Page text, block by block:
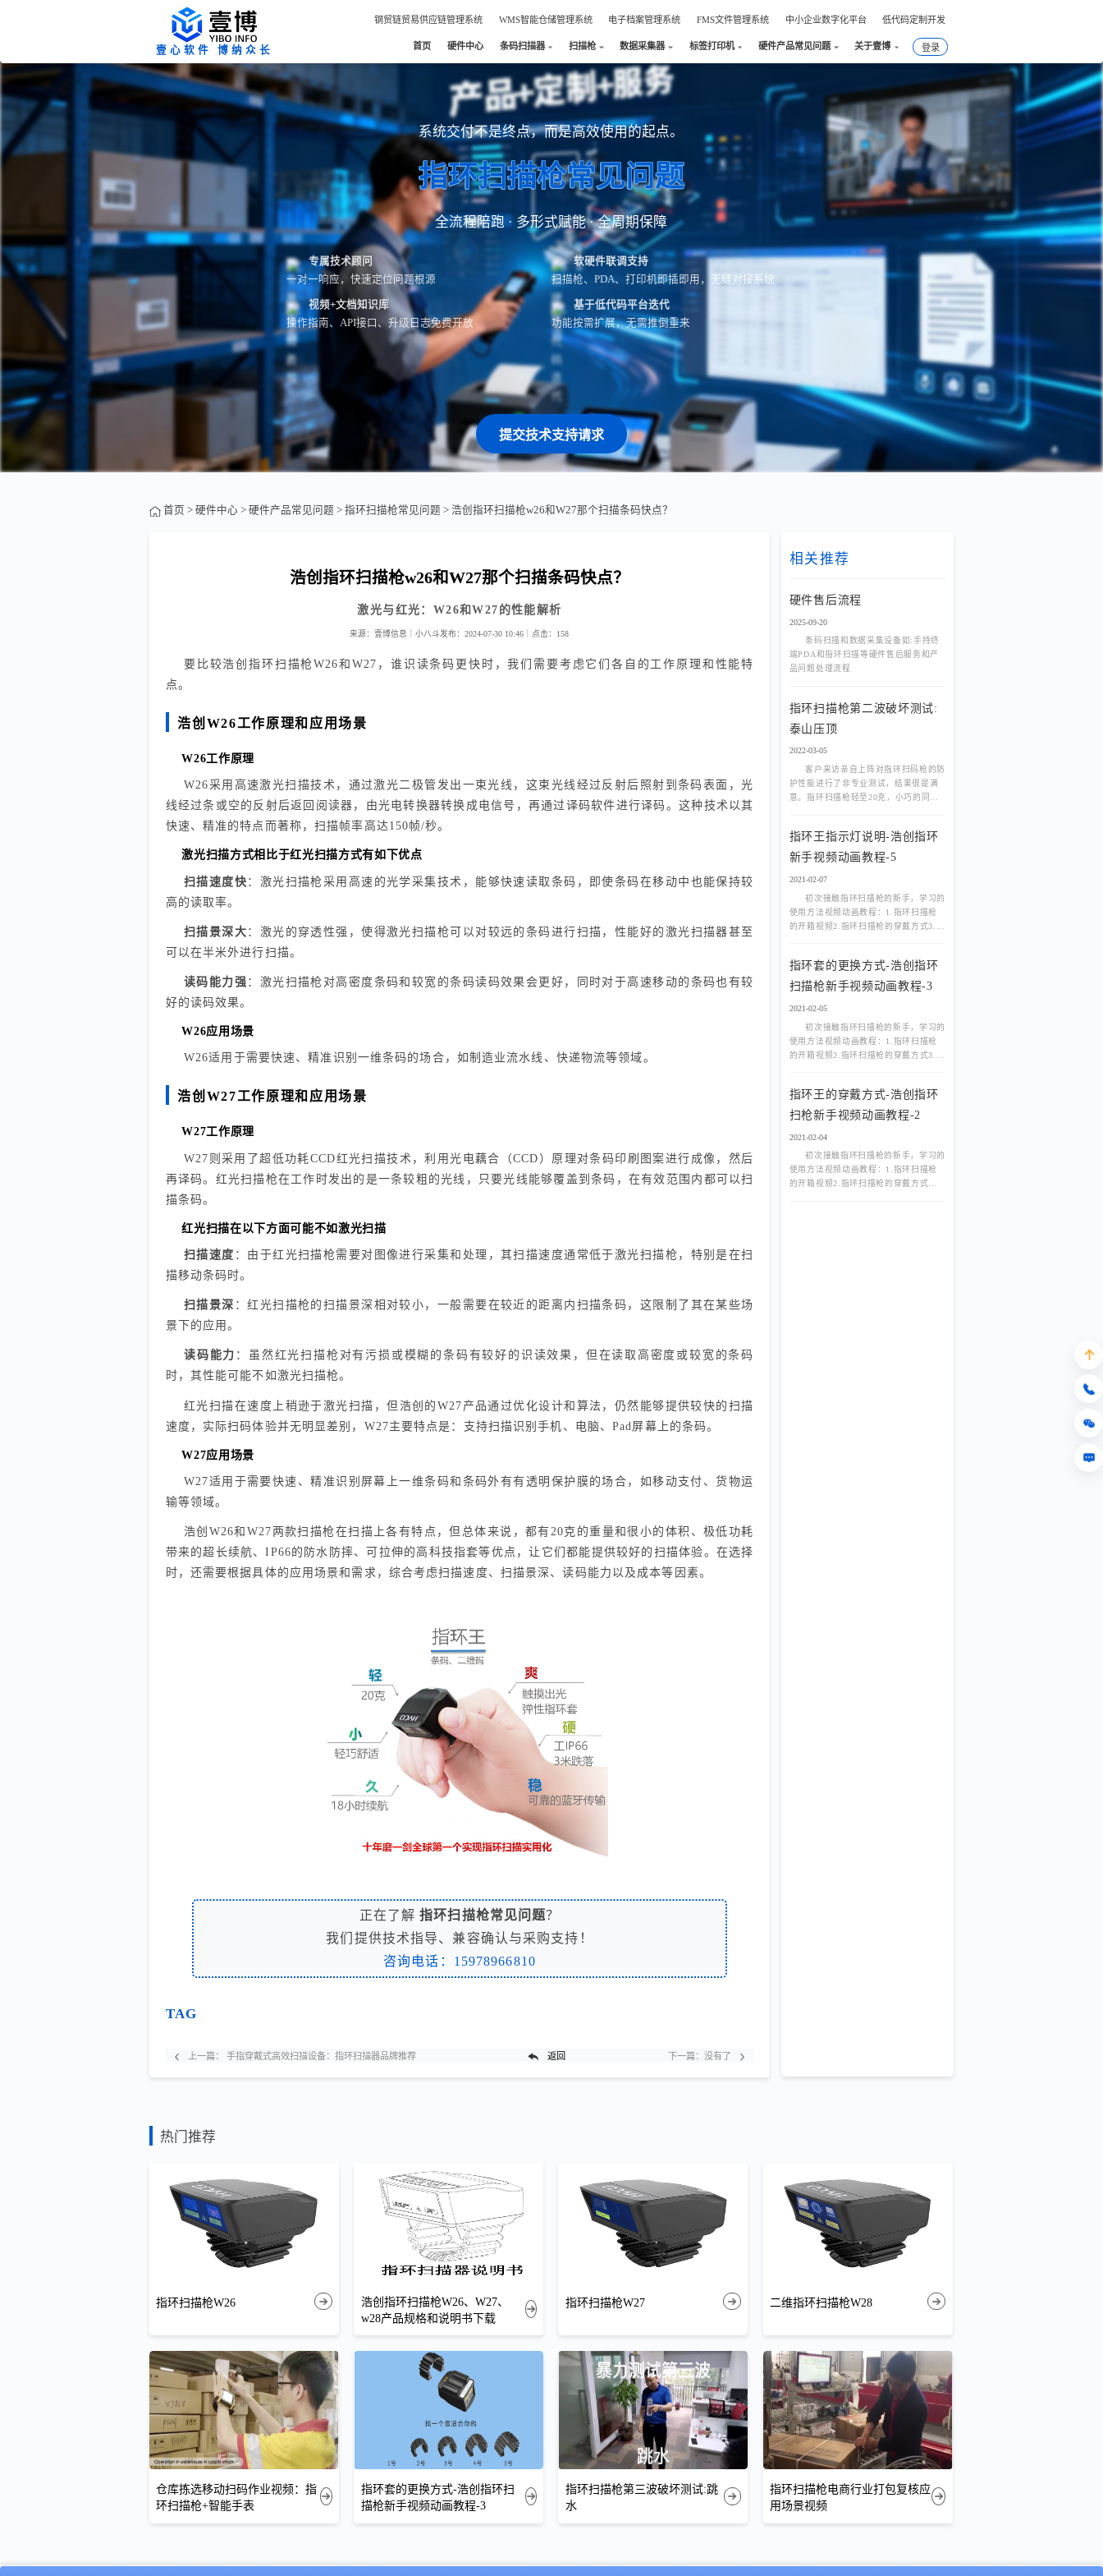
钢贸链贸易供应链管理系统 WMS智能仓储管理系统 电子档案管理系统 FMS文件管理系统 中小企业数字化平台 低代码定制开发
壹心软件 博纳众长 首页 硬件中心 条码扫描器 扫描枪 数据采集器 标签打印机 硬件产品常见问题 关于壹博 登录
系统交付不是终点，而是高效使用的起点。
指环扫描枪常见问题
全流程陪跑 · 多形式赋能 · 全周期保障
专属技术顾问
一对一响应，快速定位问题根源
软硬件联调支持
扫描枪、PDA、打印机即插即用，无缝对接系统
视频+文档知识库
操作指南、API接口、升级日志免费开放
基于低代码平台迭代
功能按需扩展，无需推倒重来
提交技术支持请求
首页 > 硬件中心 > 硬件产品常见问题 > 指环扫描枪常见问题 > 浩创指环扫描枪w26和W27那个扫描条码快点？
浩创指环扫描枪w26和W27那个扫描条码快点？
激光与红光：W26和W27的性能解析
来源：壹博信息｜小八斗发布：2024-07-30 10:46｜ 点击： 158
要比较浩创指环扫描枪W26和W27，谁识读条码更快时，我们需要考虑它们各自的工作原理和性能特
点。
浩创W26工作原理和应用场景
W26工作原理
W26采用高速激光扫描技术，通过激光二极管发出一束光线，这束光线经过反射后照射到条码表面，光
线经过条或空的反射后返回阅读器，由光电转换器转换成电信号，再通过译码软件进行译码。这种技术以其
快速、精准的特点而著称，扫描帧率高达150帧/秒。
激光扫描方式相比于红光扫描方式有如下优点
扫描速度快 ：激光扫描枪采用高速的光学采集技术，能够快速读取条码，即使条码在移动中也能保持较
高的读取率。
扫描景深大 ：激光的穿透性强，使得激光扫描枪可以对较远的条码进行扫描，性能好的激光扫描器甚至
可以在半米外进行扫描。
读码能力强 ：激光扫描枪对高密度条码和较宽的条码读码效果会更好，同时对于高速移动的条码也有较
好的读码效果。
W26应用场景
W26适用于需要快速、精准识别一维条码的场合，如制造业流水线、快递物流等领域。
浩创W27工作原理和应用场景
W27工作原理
W27则采用了超低功耗CCD红光扫描技术，利用光电藕合（CCD）原理对条码印刷图案进行成像，然后
再译码。红光扫描枪在工作时发出的是一条较粗的光线，只要光线能够覆盖到条码，在有效范围内都可以扫
描条码。
红光扫描在以下方面可能不如激光扫描
扫描速度 ：由于红光扫描枪需要对图像进行采集和处理，其扫描速度通常低于激光扫描枪，特别是在扫
描移动条码时。
扫描景深 ：红光扫描枪的扫描景深相对较小，一般需要在较近的距离内扫描条码，这限制了其在某些场
景下的应用。
读码能力 ：虽然红光扫描枪对有污损或模糊的条码有较好的识读效果，但在读取高密度或较宽的条码
时，其性能可能不如激光扫描枪。
红光扫描在速度上稍逊于激光扫描，但浩创的W27产品通过优化设计和算法，仍然能够提供较快的扫描
速度，实际扫码体验并无明显差别，W27主要特点是：支持扫描识别手机、电脑、Pad屏幕上的条码。
W27应用场景
W27适用于需要快速、精准识别屏幕上一维条码和条码外有有透明保护膜的场合，如移动支付、货物运
输等领域。
浩创W26和W27两款扫描枪在扫描上各有特点，但总体来说，都有20克的重量和很小的体积、极低功耗
带来的超长续航、IP66的防水防摔、可拉伸的高科技指套等优点，让它们都能提供较好的扫描体验。在选择
时，还需要根据具体的应用场景和需求，综合考虑扫描速度、扫描景深、读码能力以及成本等因素。
正在了解指环扫描枪常见问题？
我们提供技术指导、兼容确认与采购支持！
咨询电话：15978966810
TAG
上一篇： 手指穿戴式高效扫描设备：指环扫描器品牌推荐 返回 下一篇： 没有了
相关推荐
硬件售后流程
2025-09-20
条码扫描和数据采集设备如:手持终
端PDA和指环扫描等硬件售后服务和产
品问题处理流程
指环扫描枪第二波破坏测试:
泰山压顶
2022-03-05
客户来访亲自上阵对指环扫码枪的防
护性能进行了非专业测试，结果很是满
意。指环扫描枪轻至20克，小巧的同
指环王指示灯说明-浩创指环
新手视频动画教程-5
2021-02-07
初次接触指环扫描枪的新手，学习的
使用方法视频动画教程：1.指环扫描枪
的开箱视频2.指环扫描枪的穿戴方式3.指
指环套的更换方式-浩创指环
扫描枪新手视频动画教程-3
2021-02-05
初次接触指环扫描枪的新手，学习的
使用方法视频动画教程：1.指环扫描枪
的开箱视频2.指环扫描枪的穿戴方式3.指
指环王的穿戴方式-浩创指环
扫枪新手视频动画教程-2
2021-02-04
初次接触指环扫描枪的新手，学习的
使用方法视频动画教程：1.指环扫描枪
的开箱视频2.指环扫描枪的穿戴方式指
热门推荐
指环扫描枪W26
浩创指环扫描枪W26、W27、
w28产品规格和说明书下载
指环扫描枪W27 二维指环扫描枪W28
仓库拣选移动扫码作业视频：指
环扫描枪+智能手表
指环套的更换方式-浩创指环扫
描枪新手视频动画教程-3
指环扫描枪第三波破坏测试:跳
水
指环扫描枪电商行业打包复核应
用场景视频